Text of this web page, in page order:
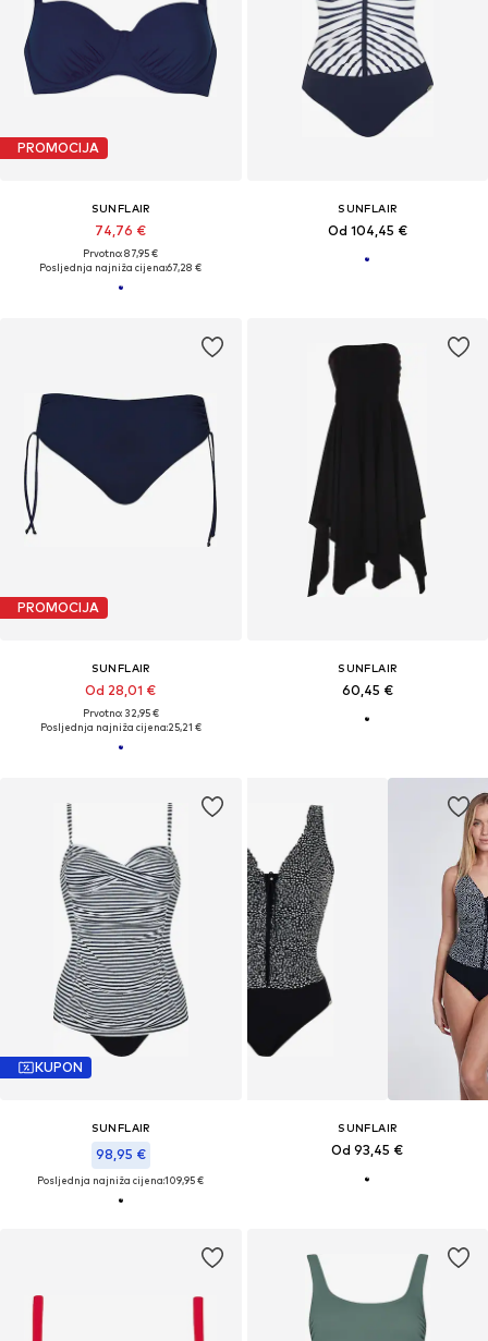
PROMOCIJA
SUNFLAIR
74,76 €
Prvotno: 87,95 €
Posljednja najniža cijena:67,28 €
SUNFLAIR
Od 104,45 €
PROMOCIJA
SUNFLAIR
Od 28,01 €
Prvotno: 32,95 €
Posljednja najniža cijena:25,21 €
SUNFLAIR
60,45 €
KUPON
SUNFLAIR
98,95 €
Posljednja najniža cijena:109,95 €
SUNFLAIR
Od 93,45 €